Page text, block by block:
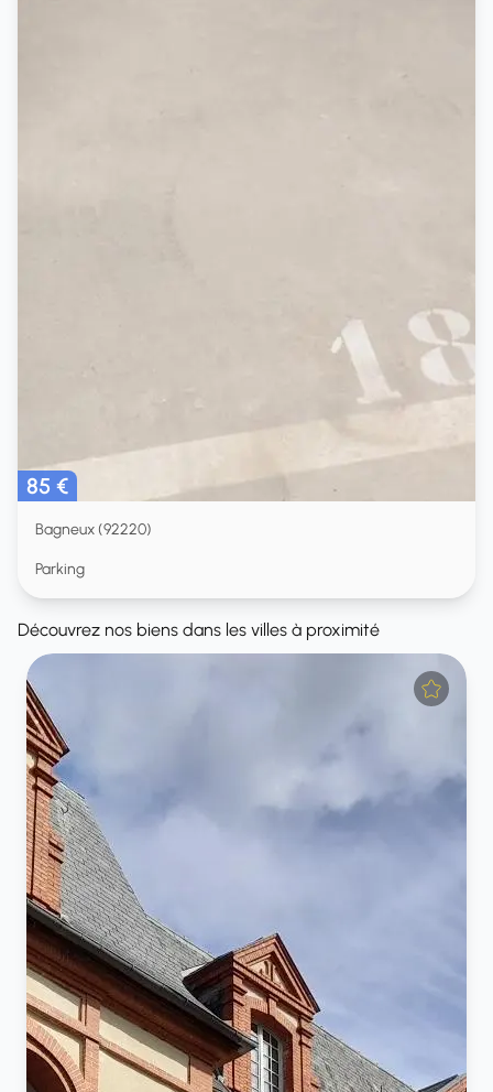
85 €
Bagneux (92220)
Parking
Découvrez nos biens dans les villes à proximité